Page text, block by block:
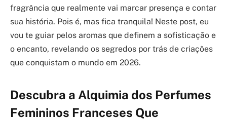
fragrância que realmente vai marcar presença e contar
sua história. Pois é, mas fica tranquila! Neste post, eu
vou te guiar pelos aromas que definem a sofisticação e
o encanto, revelando os segredos por trás de criações
que conquistam o mundo em 2026.
Descubra a Alquimia dos Perfumes
Femininos Franceses Que